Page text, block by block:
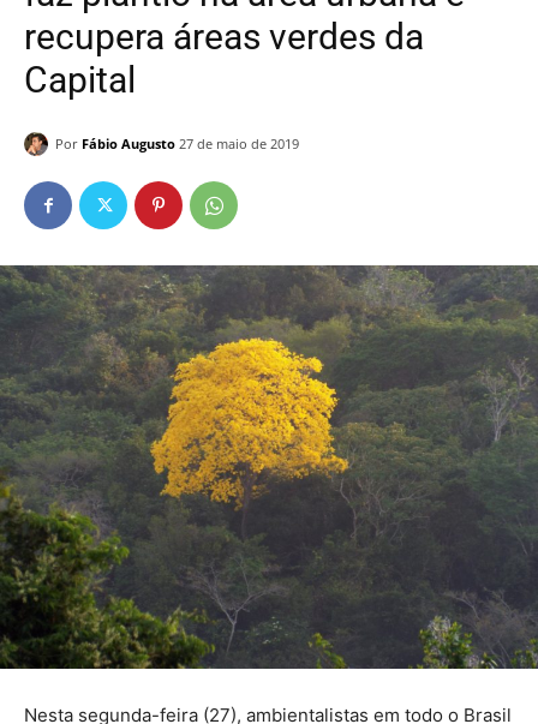
recupera áreas verdes da
Capital
Por Fábio Augusto 27 de maio de 2019
Nesta segunda-feira (27), ambientalistas em todo o Brasil